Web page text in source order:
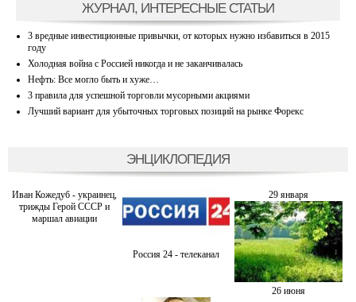
ЖУРНАЛ, ИНТЕРЕСНЫЕ СТАТЬИ
3 вредные инвестиционные привычки, от которых нужно избавиться в 2015
году
Холодная война с Россией никогда и не заканчивалась
Нефть: Все могло быть и хуже…
3 правила для успешной торговли мусорными акциями
Лучший вариант для убыточных торговых позиций на рынке Форекс
ЭНЦИКЛОПЕДИЯ
Иван Кожедуб - украинец,
трижды Герой СССР и
маршал авиации
Россия 24 - телеканал
29 января
26 июня